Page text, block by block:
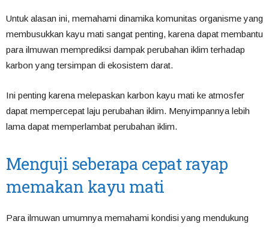
Untuk alasan ini, memahami dinamika komunitas organisme yang
membusukkan kayu mati sangat penting, karena dapat membantu
para ilmuwan memprediksi dampak perubahan iklim terhadap
karbon yang tersimpan di ekosistem darat.
Ini penting karena melepaskan karbon kayu mati ke atmosfer
dapat mempercepat laju perubahan iklim. Menyimpannya lebih
lama dapat memperlambat perubahan iklim.
Menguji seberapa cepat rayap
memakan kayu mati
Para ilmuwan umumnya memahami kondisi yang mendukung